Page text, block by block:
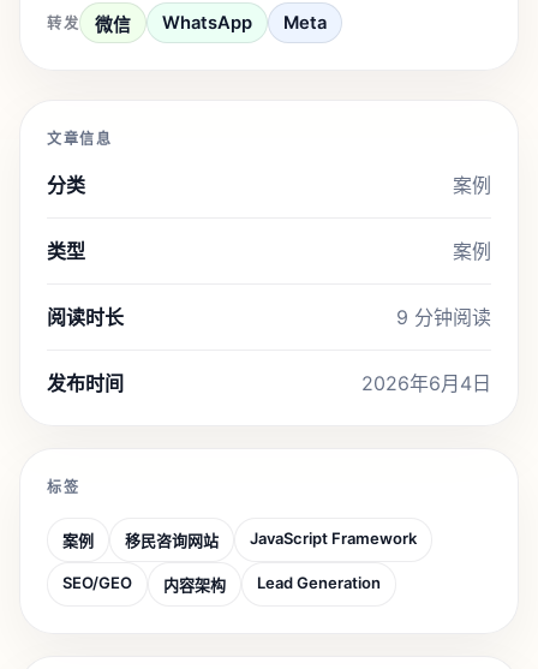
转发 微信 WhatsApp Meta
文章信息
分类 案例
类型 案例
阅读时长 9 分钟阅读
发布时间 2026年6月4日
标签
案例 移民咨询网站 JavaScript Framework
SEO/GEO 内容架构 Lead Generation